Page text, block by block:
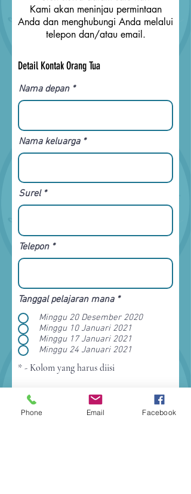
Kami akan meninjau permintaan
Anda dan menghubungi Anda melalui
telepon dan/atau email.
Detail Kontak Orang Tua
Nama depan
Nama keluarga
Surel
Telepon
Tanggal pelajaran mana *R
q
u
i
r
e
Minggu 20 Desember 2020
Minggu 10 Januari 2021
Minggu 17 Januari 2021
Minggu 24 Januari 2021
* - Kolom yang harus diisi
Jumlah Siswa
Phone Email Facebook